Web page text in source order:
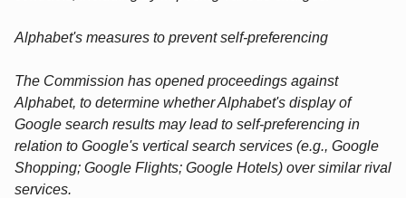
Alphabet's measures to prevent self-preferencing
The Commission has opened proceedings against
Alphabet, to determine whether Alphabet's display of
Google search results may lead to self-preferencing in
relation to Google's vertical search services (e.g., Google
Shopping; Google Flights; Google Hotels) over similar rival
services.